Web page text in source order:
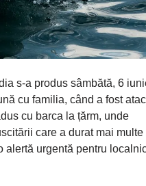
s-a produs sâmbătă, 6
cu familia, când a fost
cu barca la țărm, unde
care a durat mai multe
alertă urgentă pentru